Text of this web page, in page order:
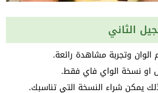
الثاني
وتجربة مشاهدة رائعة.
او نسخة الواي فاي فقط.
يمكن شراء النسخة التي تناسبك.